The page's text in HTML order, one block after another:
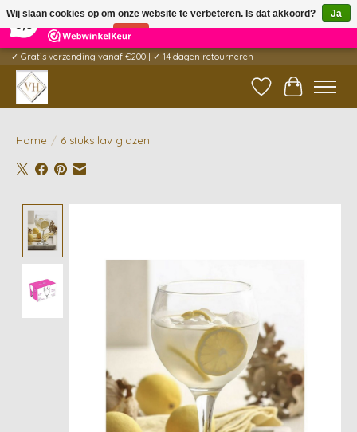
5 Reviews ×
✓ Gratis verzending vanaf €200 | ✓ 14 dagen retourneren
Verlanglijst
Home / 6 stuks lav glazen
Wij slaan cookies op om onze website te verbeteren. Is dat akkoord?
Ja
Nee